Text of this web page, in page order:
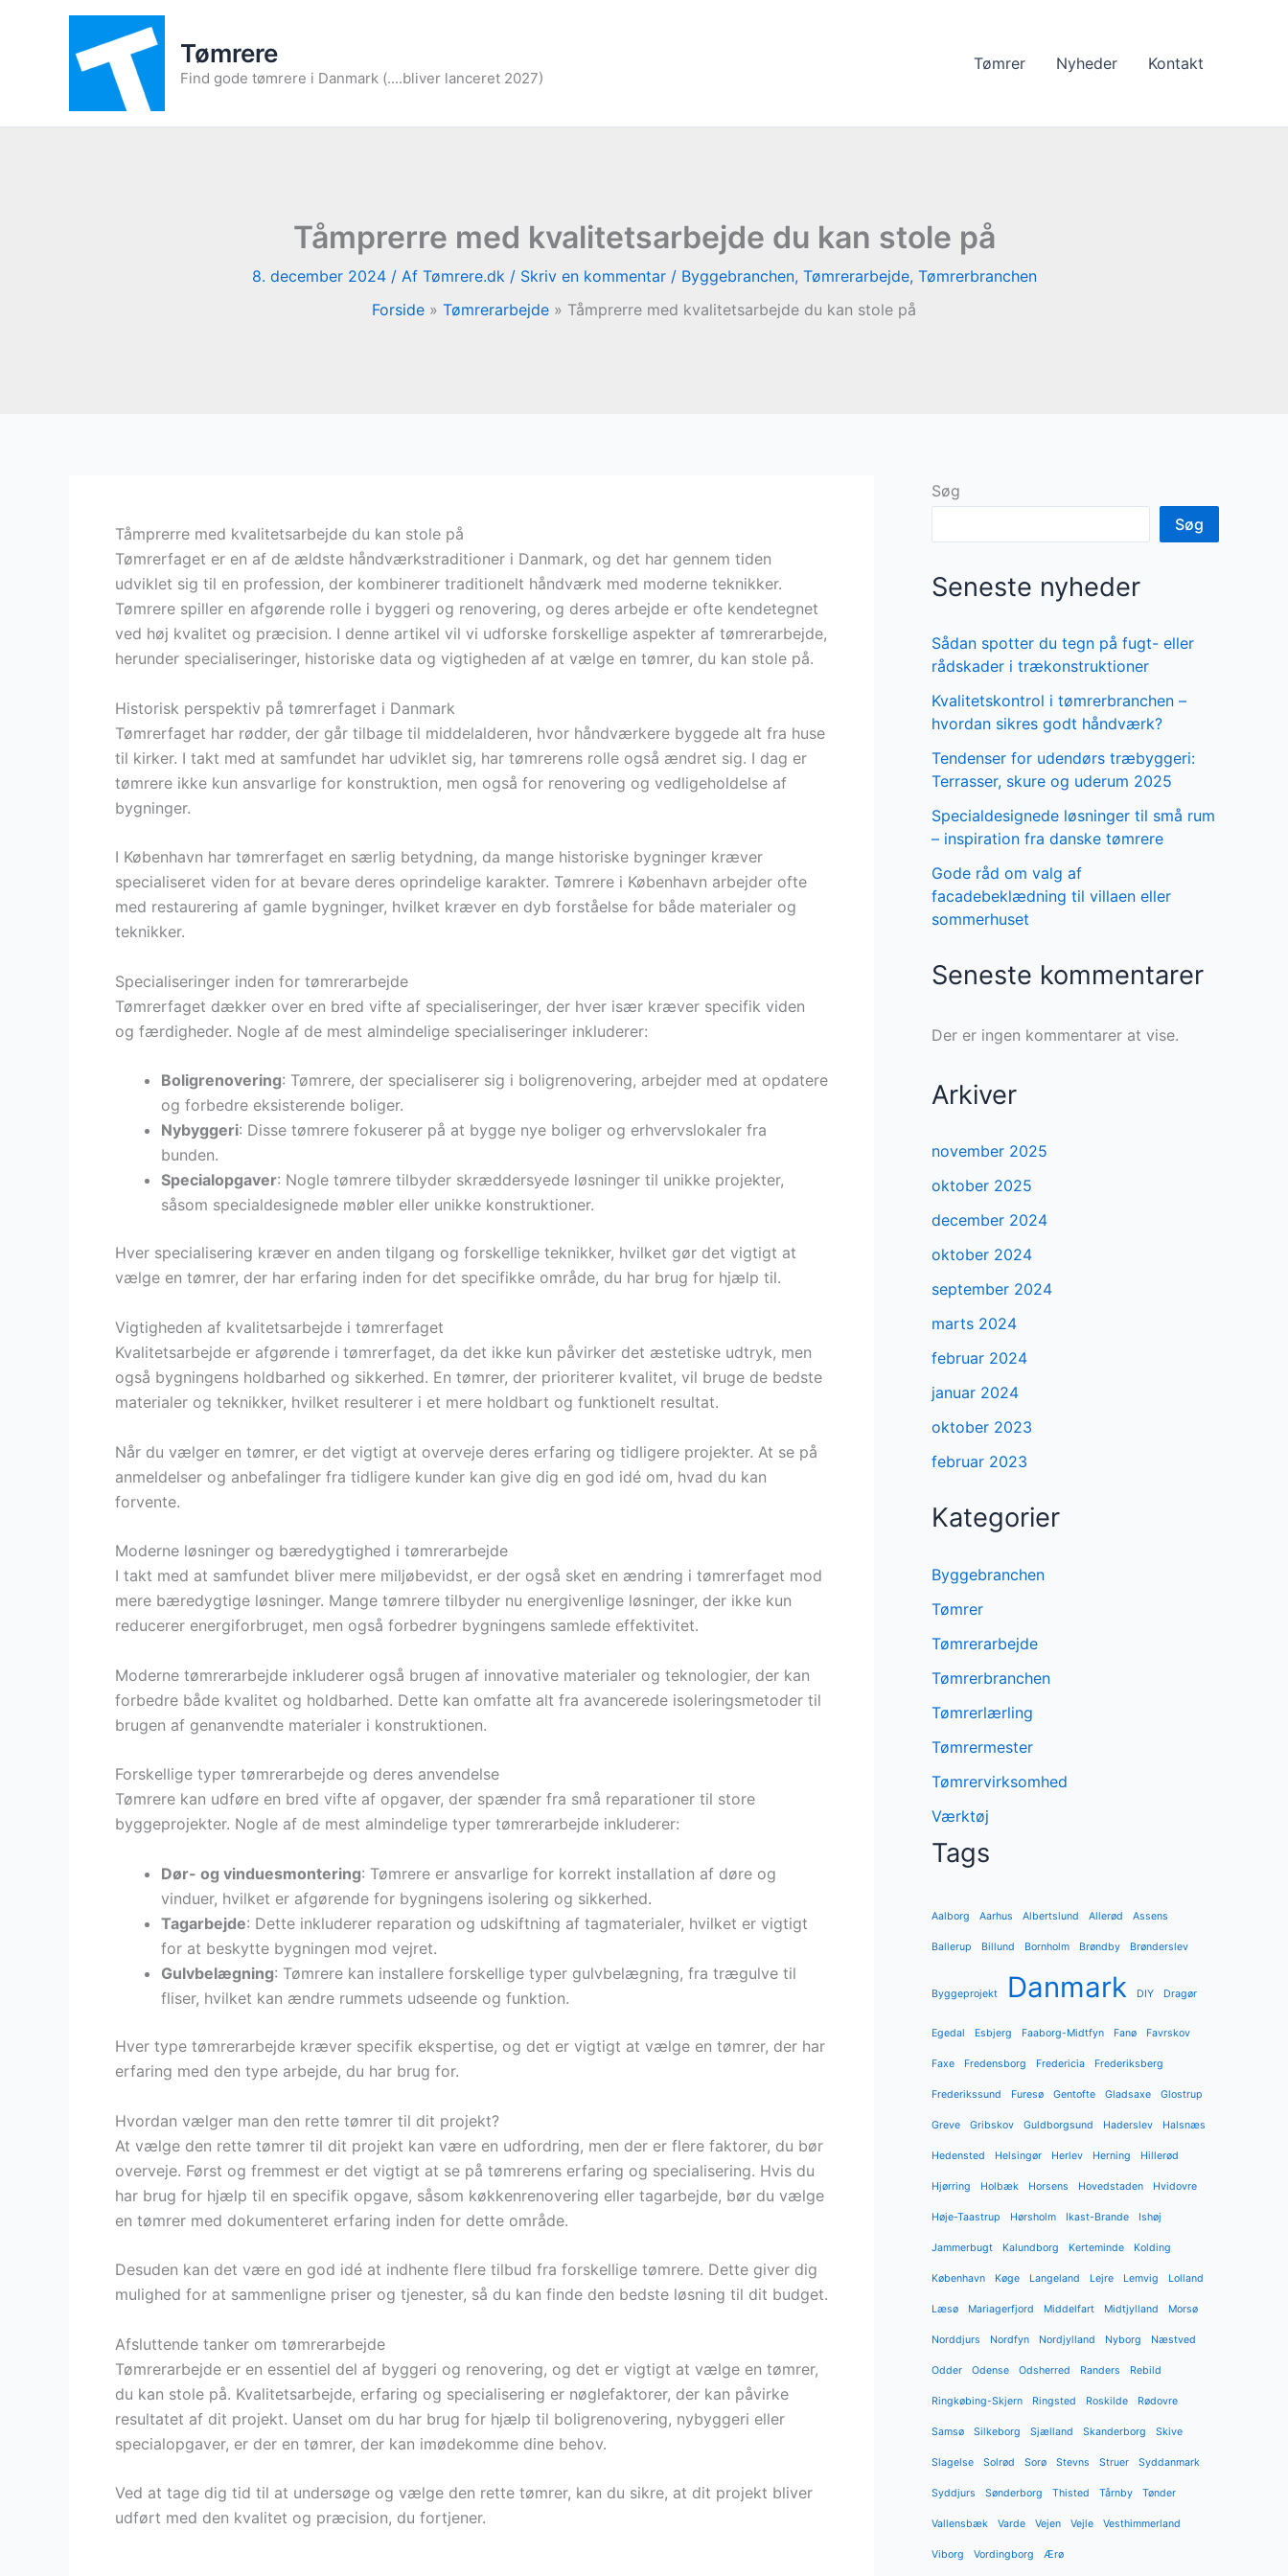
Tømrere
Find gode tømrere i Danmark (....bliver lanceret 2027)
Tømrer Nyheder Kontakt
Tåmprerre med kvalitetsarbejde du kan stole på
8. december 2024 / Af Tømrere.dk / Skriv en kommentar / Byggebranchen, Tømrerarbejde, Tømrerbranchen
Forside
Tømrerarbejde Tåmprerre med kvalitetsarbejde du kan stole på
Tåmprerre med kvalitetsarbejde du kan stole på
Tømrerfaget er en af de ældste håndværkstraditioner i Danmark, og det har gennem tiden
udviklet sig til en profession, der kombinerer traditionelt håndværk med moderne teknikker.
Tømrere spiller en afgørende rolle i byggeri og renovering, og deres arbejde er ofte kendetegnet
ved høj kvalitet og præcision. I denne artikel vil vi udforske forskellige aspekter af tømrerarbejde,
herunder specialiseringer, historiske data og vigtigheden af at vælge en tømrer, du kan stole på.
Historisk perspektiv på tømrerfaget i Danmark
Tømrerfaget har rødder, der går tilbage til middelalderen, hvor håndværkere byggede alt fra huse
til kirker. I takt med at samfundet har udviklet sig, har tømrerens rolle også ændret sig. I dag er
tømrere ikke kun ansvarlige for konstruktion, men også for renovering og vedligeholdelse af
bygninger.
I København har tømrerfaget en særlig betydning, da mange historiske bygninger kræver
specialiseret viden for at bevare deres oprindelige karakter. Tømrere i København arbejder ofte
med restaurering af gamle bygninger, hvilket kræver en dyb forståelse for både materialer og
teknikker.
Specialiseringer inden for tømrerarbejde
Tømrerfaget dækker over en bred vifte af specialiseringer, der hver især kræver specifik viden
og færdigheder. Nogle af de mest almindelige specialiseringer inkluderer:
Boligrenovering: Tømrere, der specialiserer sig i boligrenovering, arbejder med at opdatere
og forbedre eksisterende boliger.
Nybyggeri: Disse tømrere fokuserer på at bygge nye boliger og erhvervslokaler fra
bunden.
Specialopgaver: Nogle tømrere tilbyder skræddersyede løsninger til unikke projekter,
såsom specialdesignede møbler eller unikke konstruktioner.
Hver specialisering kræver en anden tilgang og forskellige teknikker, hvilket gør det vigtigt at
vælge en tømrer, der har erfaring inden for det specifikke område, du har brug for hjælp til.
Vigtigheden af kvalitetsarbejde i tømrerfaget
Kvalitetsarbejde er afgørende i tømrerfaget, da det ikke kun påvirker det æstetiske udtryk, men
også bygningens holdbarhed og sikkerhed. En tømrer, der prioriterer kvalitet, vil bruge de bedste
materialer og teknikker, hvilket resulterer i et mere holdbart og funktionelt resultat.
Når du vælger en tømrer, er det vigtigt at overveje deres erfaring og tidligere projekter. At se på
anmeldelser og anbefalinger fra tidligere kunder kan give dig en god idé om, hvad du kan
forvente.
Moderne løsninger og bæredygtighed i tømrerarbejde
I takt med at samfundet bliver mere miljøbevidst, er der også sket en ændring i tømrerfaget mod
mere bæredygtige løsninger. Mange tømrere tilbyder nu energivenlige løsninger, der ikke kun
reducerer energiforbruget, men også forbedrer bygningens samlede effektivitet.
Moderne tømrerarbejde inkluderer også brugen af innovative materialer og teknologier, der kan
forbedre både kvalitet og holdbarhed. Dette kan omfatte alt fra avancerede isoleringsmetoder til
brugen af genanvendte materialer i konstruktionen.
Forskellige typer tømrerarbejde og deres anvendelse
Tømrere kan udføre en bred vifte af opgaver, der spænder fra små reparationer til store
byggeprojekter. Nogle af de mest almindelige typer tømrerarbejde inkluderer:
Dør- og vinduesmontering: Tømrere er ansvarlige for korrekt installation af døre og
vinduer, hvilket er afgørende for bygningens isolering og sikkerhed.
Tagarbejde: Dette inkluderer reparation og udskiftning af tagmaterialer, hvilket er vigtigt
for at beskytte bygningen mod vejret.
Gulvbelægning: Tømrere kan installere forskellige typer gulvbelægning, fra trægulve til
fliser, hvilket kan ændre rummets udseende og funktion.
Hver type tømrerarbejde kræver specifik ekspertise, og det er vigtigt at vælge en tømrer, der har
erfaring med den type arbejde, du har brug for.
Hvordan vælger man den rette tømrer til dit projekt?
At vælge den rette tømrer til dit projekt kan være en udfordring, men der er flere faktorer, du bør
overveje. Først og fremmest er det vigtigt at se på tømrerens erfaring og specialisering. Hvis du
har brug for hjælp til en specifik opgave, såsom køkkenrenovering eller tagarbejde, bør du vælge
en tømrer med dokumenteret erfaring inden for dette område.
Desuden kan det være en god idé at indhente flere tilbud fra forskellige tømrere. Dette giver dig
mulighed for at sammenligne priser og tjenester, så du kan finde den bedste løsning til dit budget.
Afsluttende tanker om tømrerarbejde
Tømrerarbejde er en essentiel del af byggeri og renovering, og det er vigtigt at vælge en tømrer,
du kan stole på. Kvalitetsarbejde, erfaring og specialisering er nøglefaktorer, der kan påvirke
resultatet af dit projekt. Uanset om du har brug for hjælp til boligrenovering, nybyggeri eller
specialopgaver, er der en tømrer, der kan imødekomme dine behov.
Ved at tage dig tid til at undersøge og vælge den rette tømrer, kan du sikre, at dit projekt bliver
udført med den kvalitet og præcision, du fortjener.
Søg
Søg
Seneste nyheder
Sådan spotter du tegn på fugt- eller
rådskader i trækonstruktioner
Kvalitetskontrol i tømrerbranchen –
hvordan sikres godt håndværk?
Tendenser for udendørs træbyggeri:
Terrasser, skure og uderum 2025
Specialdesignede løsninger til små rum
– inspiration fra danske tømrere
Gode råd om valg af
facadebeklædning til villaen eller
sommerhuset
Seneste kommentarer
Der er ingen kommentarer at vise.
Arkiver
november 2025
oktober 2025
december 2024
oktober 2024
september 2024
marts 2024
februar 2024
januar 2024
oktober 2023
februar 2023
Kategorier
Byggebranchen
Tømrer
Tømrerarbejde
Tømrerbranchen
Tømrerlærling
Tømrermester
Tømrervirksomhed
Værktøj
Tags
Aalborg Aarhus Albertslund Allerød Assens
Ballerup Billund Bornholm Brøndby Brønderslev
Byggeprojekt Danmark DIY Dragør
Egedal Esbjerg Faaborg-Midtfyn Fanø Favrskov
Faxe Fredensborg Fredericia Frederiksberg
Frederikssund Furesø Gentofte Gladsaxe Glostrup
Greve Gribskov Guldborgsund Haderslev Halsnæs
Hedensted Helsingør Herlev Herning Hillerød
Hjørring Holbæk Horsens Hovedstaden Hvidovre
Høje-Taastrup Hørsholm Ikast-Brande Ishøj
Jammerbugt Kalundborg Kerteminde Kolding
København Køge Langeland Lejre Lemvig Lolland
Læsø Mariagerfjord Middelfart Midtjylland Morsø
Norddjurs Nordfyn Nordjylland Nyborg Næstved
Odder Odense Odsherred Randers Rebild
Ringkøbing-Skjern Ringsted Roskilde Rødovre
Samsø Silkeborg Sjælland Skanderborg Skive
Slagelse Solrød Sorø Stevns Struer Syddanmark
Syddjurs Sønderborg Thisted Tårnby Tønder
Vallensbæk Varde Vejen Vejle Vesthimmerland
Viborg Vordingborg Ærø